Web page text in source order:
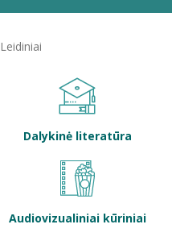
Leidiniai
Dalykinė literatūra
Audiovizualiniai kūriniai